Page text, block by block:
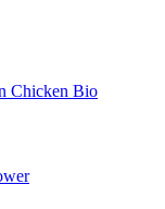
Chicken Bio